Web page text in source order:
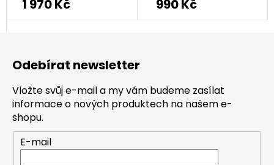
1 970 Kč 990 Kč
Odebírat newsletter
Vložte svůj e-mail a my vám budeme zasílat
informace o nových produktech na našem e-
shopu.
E-mail